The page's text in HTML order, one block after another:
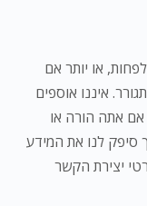
על מנת להשתמש באתר, עליך להיות בן 18 לפחות, או יותר אם
איננו אוספים
מידע אישי מקטינים מתחת לגיל 18. אם אתה הורה או
סיפק לנו את המידע
יצירת הקשר